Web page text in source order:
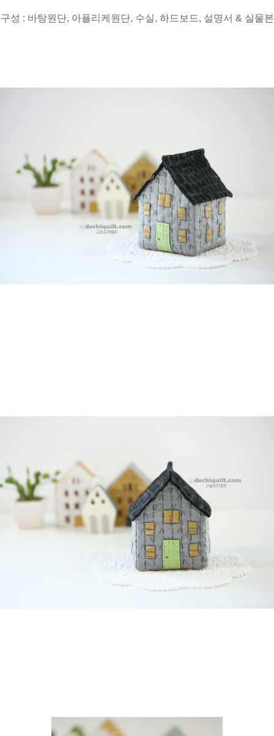
구성 : 바탕원단, 아플리케원단, 수실, 하드보드, 설명서 & 실물본